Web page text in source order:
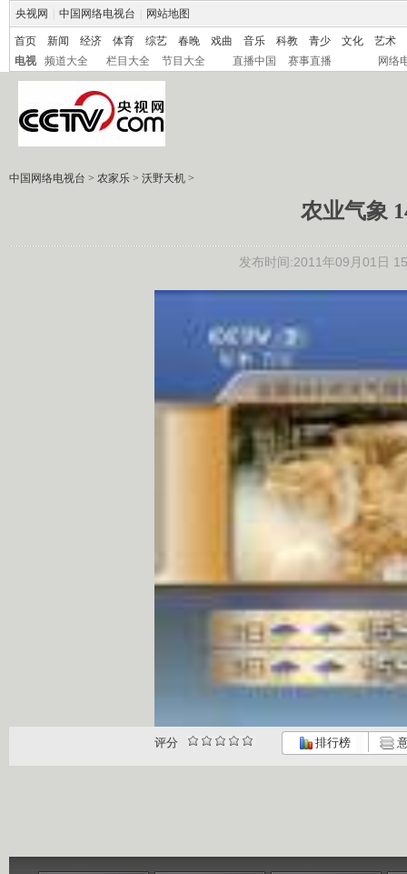
央视网 中国网络电视台 网站地图
首页 新闻 经济 体育 综艺 春晚 戏曲 音乐 科教 青少 文化
艺术
电视
频道大全 栏目大全 节目大全 直播中国 赛事直播 网络
中国网络电视台 > 农家乐 > 沃野天机 >
农业气象
发布时间:2011年09月01日
评分 排行榜